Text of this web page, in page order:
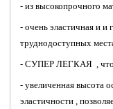
- из высокопрочного
- очень эластичная и
труднодоступных
- СУПЕР ЛЕГКАЯ , что
- увеличенная высота
эластичности ,